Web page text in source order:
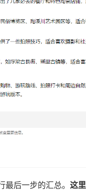
后一步的汇总。 这